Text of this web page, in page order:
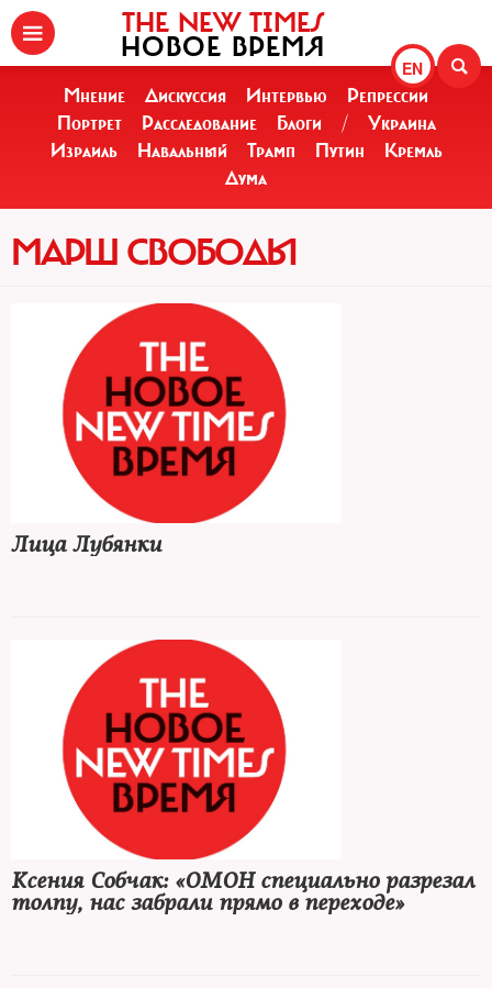
EN
THE NEW TIMES
НОВОЕ ВРЕМЯ
Мнение Дискуссия Интервью
Репрессии
Портрет
Расследование Блоги /
Украина
Израиль
Навальный Трамп Путин
Кремль
Дума
МАРШ СВОБОДЫ
Лица Лубянки
Ксения Собчак: «ОМОН специально разрезал
толпу, нас забрали прямо в переходе»